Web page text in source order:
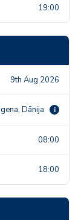
19:00
9th Aug 2026
Dānija i
08:00
18:00